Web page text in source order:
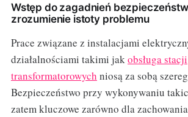
Wstęp do zagadnień
zrozumienie istoty problemu
Prace związane z instalacjami
działalnościami takimi jakobsługa stacji
transformatorowych niosą za sobą
Bezpieczeństwo przy wykonywaniu
zatem kluczowe zarówno dla zachowania